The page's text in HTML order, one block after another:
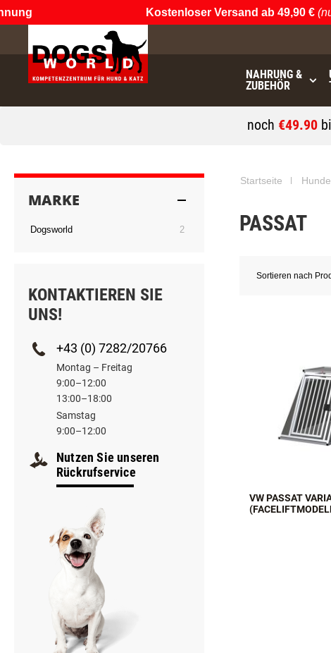
Kostenloser Versand ab 49,90 €
NAHRUNG &
ZUBEHÖR
noch €49.90
Startseite
PASSAT
Sortieren nach
VW PASSAT
MARKE
Dogsworld 2Artikel
KONTAKTIEREN SIE
UNS!
+43 (0) 7282/20766
Montag – Freitag
9:00–12:00
13:00–18:00
Samstag
9:00–12:00
Nutzen Sie unseren
Rückrufservice